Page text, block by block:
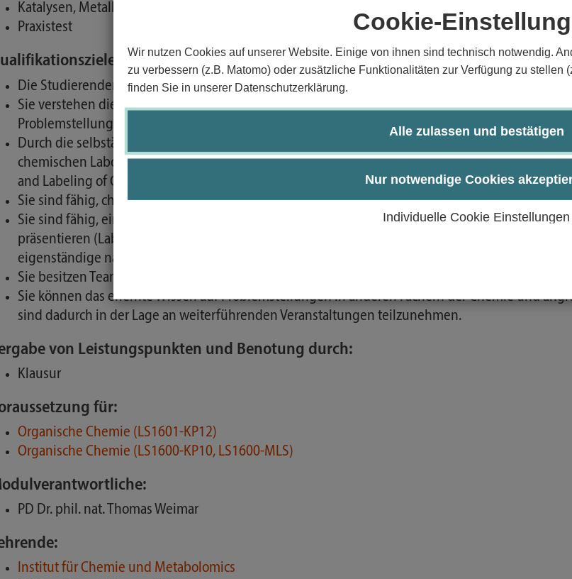
Cookie-
Wir nutzen Cookies auf unserer Website. Einige von ihnen sind technisch notwendig.
zu verbessern (z.B. Matomo) oder zusätzliche Funktionalitäten zur Verfügung zu stellen
finden Sie in unserer Datenschutzerklärung.
Alle zulassen und bestätigen
Nur notwendige Cookies
Individuelle Cookie Einstellungen
Katalysen, Metallkomplexe und Chemisches Gleichgewicht
Praxistest
Kompetenzen:
Die Studierenden besitzen grundlegende Kenntnisse der Allgemeinen und Anorganischen
Sie verstehen die grundlegenden Konzepte der Allgemeinen und Anorganischen Chemie und
Problemstellungen anwenden.
Durch die selbständige Arbeit im Praktikum besitzen sie fundamentale praktische Fähigkeiten
chemischen Labor unter Berücksichtigung von Umwelt- und Arbeitsschutz und dem Umgang
and Labeling of Chemicals (GHS) und den Richtlinie zur GWP der Universität zu Lübeck und
Sie sind fähig, chemische Berechnungen aus allen Teilbereichen der Veranstaltung
Sie sind fähig, einfache chemische Experimente genau zu beobachten, Ergebnisse und
präsentieren (Laborjournal, Protokoll, Kolloquium) gemäß der Richtlinie der GWP der
eigenständige naturwissenschaftliche Bearbeitung von Problemstellungen im Hinblick auf
Sie besitzen Teamkompetenzen in Laborpraxis und in der Darstellung von chemischen
Sie können das erlernte Wissen auf Problemstellungen in anderen Fächern der Chemie und
sind dadurch in der Lage an weiterführenden Veranstaltungen teilzunehmen.
von Leistungspunkten und Benotung durch:
Klausur
für:
Organische Chemie (LS1601-KP12)
Organische Chemie (LS1600-KP10, LS1600-MLS)
PD Dr. phil. nat. Thomas Weimar
Institut für Chemie und Metabolomics